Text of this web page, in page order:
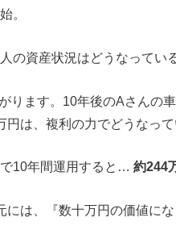
。
の資産状況はどうなってい
ります。10年後のAさんの
円は、複利の力でどうなって
10年間運用すると… 約244
には、『数十万円の価値に